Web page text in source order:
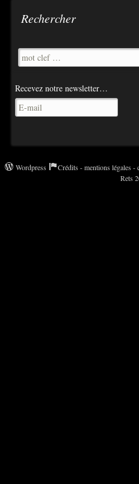
Rechercher
Recevez notre newsletter…
Wordpress Crédits - mentions légales -
Rets